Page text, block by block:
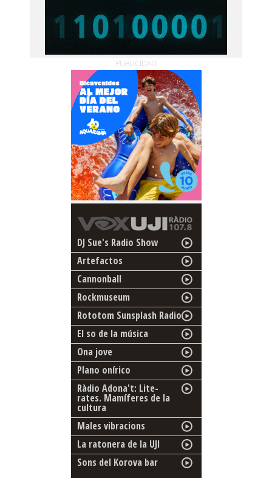
PUBLICIDAD
DJ Sue's Radio Show
Artefactos
Cannonball
Rockmuseum
Rototom Sunsplash Radio
El so de la música
Ona jove
Plano onírico
Ràdio Adona't: Lite-
rates. Mamíferes de la
cultura
Males vibracions
La ratonera de la UJI
Sons del Korova bar